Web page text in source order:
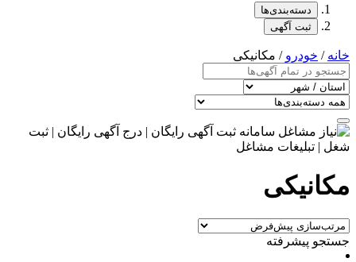
دسته‌بندی‌ها
ثبت آگهی
خانه / خودرو / مکانیکی
مکانیکی
جستجو پیشرفته